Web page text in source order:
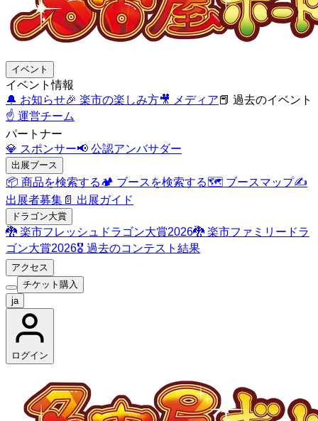
イベント
イベント情報
🔔 お知らせ🎉 楽市の楽しみ方🎥 メディア📕 過去のイベント
☝️ 運営チーム
パートナー
💎 スポンサー📢 公認アンバサダー
出展ブース
📦 商品を検索する🏕️ ブースを検索する🗺️ ブースマップ✍️
出展者募集 📄 出展ガイド
ドラゴン大賞
🐉 楽市フレッシュドラゴン大賞2026🐉 楽市ファミリードラ
ゴン大賞2026🎖️ 過去のコンテスト結果
アクセス
チケット購入
ja
ログイン